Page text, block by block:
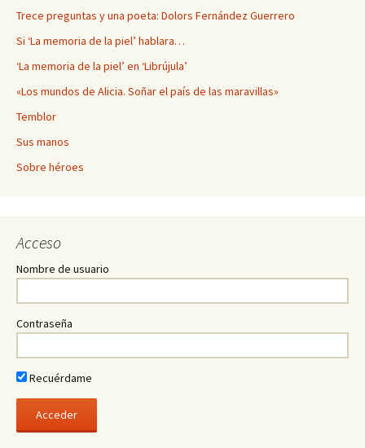
Trece preguntas y una poeta: Dolors Fernández Guerrero
Si ‘La memoria de la piel’ hablara…
‘La memoria de la piel’ en ‘Librújula’
«Los mundos de Alicia. Soñar el país de las maravillas»
Temblor
Sus manos
Sobre héroes
Acceso
Nombre de usuario
Contraseña
Recuérdame